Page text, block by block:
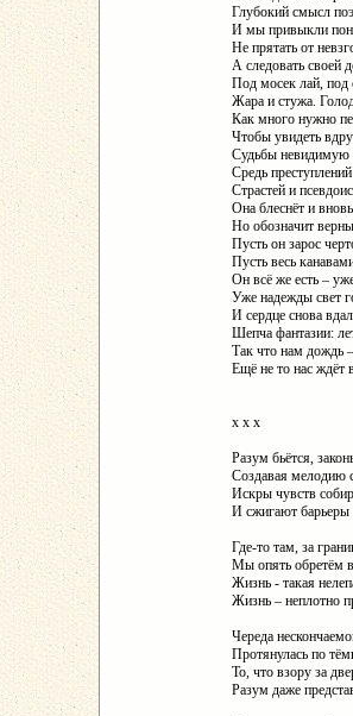
Глубокий смысл
И мы привыкли
Не прятать от
А следовать своей
Под мосек лай, под
Жара и стужа.
Как много нужно
Чтобы увидеть
Судьбы невидимую
Средь
Страстей и
Она блеснёт и
Но обозначит
Пусть он зарос
Пусть весь
Он всё же есть –
Уже надежды свет
И сердце снова
Шепча фантазии:
Так что нам дождь
Ещё не то нас ждёт
х х х
Разум бьётся,
Создавая мелодию
Искры чувств
И сжигают барьеры
Где-то там, за
Мы опять обретём
Жизнь - такая
Жизнь – неплотно
Череда
Протянулась по
То, что взору за
Разум даже